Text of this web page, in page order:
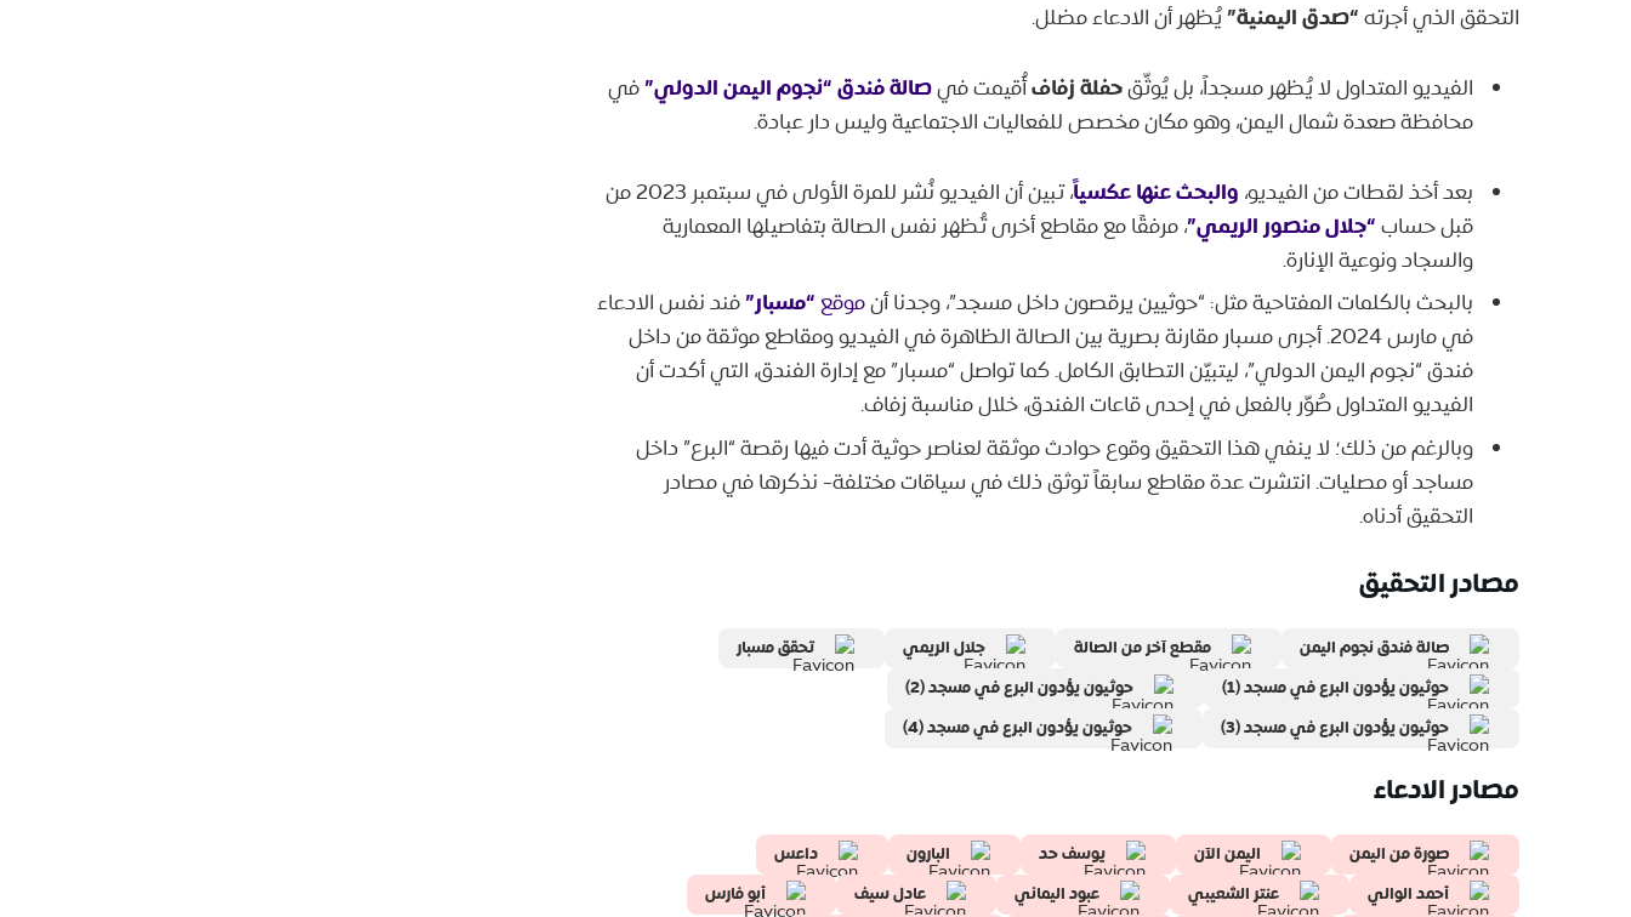
التحقق الذي أجرته“صدق اليمنية”يُظهر أن الادعاء مضلل.
الفيديو المتداول لا يُظهر مسجداً، بل يُوثّقحفلة زفافأُقيمت فيصالة فندق “نجوم اليمن الدولي”في
محافظة صعدة شمال اليمن، وهو مكان مخصص للفعاليات الاجتماعية وليس دار عبادة.
بعد أخذ لقطات من الفيديو، والبحث عنها عكسياً
، تبين أن الفيديو نُشر للمرة الأولى في سبتمبر 2023 من
قبل حساب“جلال منصور الريمي”، مرفقًا مع مقاطع أخرى تُظهر نفس الصالة بتفاصيلها المعمارية
والسجاد ونوعية الإنارة.
بالبحث بالكلمات المفتاحية مثل: “حوثيين يرقصون داخل مسجد”، وجدنا أنموقع “مسبار”فند نفس الادعاء
في مارس 2024. أجرى مسبار مقارنة بصرية بين الصالة الظاهرة في الفيديو ومقاطع موثقة من داخل
فندق “نجوم اليمن الدولي”، ليتبيّن التطابق الكامل. كما تواصل “مسبار” مع إدارة الفندق، التي أكدت أن
الفيديو المتداول صُوّر بالفعل في إحدى قاعات الفندق، خلال مناسبة زفاف.
وبالرغم من ذلك؛ لا ينفي هذا التحقيق وقوع حوادث موثقة لعناصر حوثية أدت فيها رقصة “البرع” داخل
مساجد أو مصليات. انتشرت عدة مقاطع سابقاً توثق ذلك في سياقات مختلفة- نذكرها في مصادر
التحقيق أدناه.
مصادر التحقيق
صالة فندق نجوم اليمن مقطع آخر من الصالة جلال الريمي
تحقق مسبار
حوثيون يؤدون البرع في مسجد (1)
حوثيون يؤدون البرع في مسجد (2)
حوثيون يؤدون البرع في مسجد (3)
حوثيون يؤدون البرع في مسجد (4)
مصادر الادعاء
صورة من اليمن اليمن الآن يوسف حد البارون
داعس
أحمد الوالي
عنتر الشعيبي عبود اليماني عادل سيف
أبو فارس